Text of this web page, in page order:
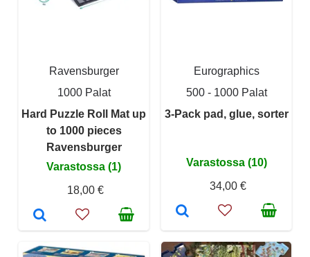
Ravensburger
1000 Palat
Hard Puzzle Roll Mat up
to 1000 pieces
Ravensburger
Varastossa (1)
18,00 €
Eurographics
500 - 1000 Palat
3-Pack pad, glue, sorter
Varastossa (10)
34,00 €